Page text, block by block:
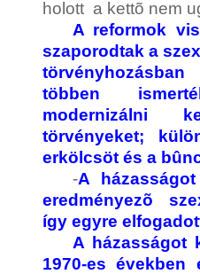
holott a kettõ nem
A reformok
szaporodtak a
többen
modernizálni
törvényeket;
erkölcsöt és a
-A
eredményezõ
így egyre
A házasságot
1970-es években